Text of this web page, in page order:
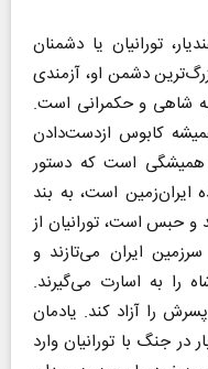
تورانیان یا دشمنان
دشمن او، آزمندی
شاهی و حکمرانی است.
کابوس ازدست‌دادن
همیشگی است که دستور
ایران‌زمین است، به بند
و حبس است، تورانیان از
ایران می‌تازند و
را به اسارت می‌گیرند.
را آزاد کند. یادمان
جنگ با تورانیان وارد